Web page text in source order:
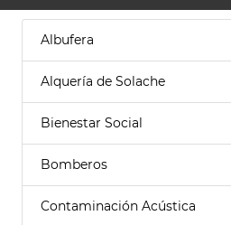
Albufera
Alquería de Solache
Bienestar Social
Bomberos
Contaminación Acústica